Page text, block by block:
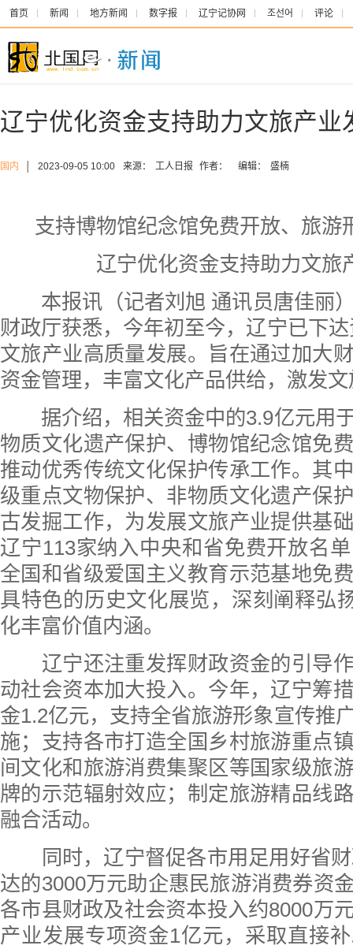
首页 新闻 地方新闻 数字报 辽宁记协网 조선어 评论
辽宁优化资金支持助力文旅产业
国内 2023-09-05 10:00 来源： 工人日报 作者： 编辑： 盛楠
支持博物馆纪念馆免费开放、旅游
辽宁优化资金支持助力文旅
本报讯（记者刘旭 通讯员唐佳丽
财政厅获悉，今年初至今，辽宁已下
文旅产业高质量发展。旨在通过加大
资金管理，丰富文化产品供给，激发
据介绍，相关资金中的3.9亿元用
物质文化遗产保护、博物馆纪念馆免
推动优秀传统文化保护传承工作。其
级重点文物保护、非物质文化遗产保
古发掘工作，为发展文旅产业提供基
辽宁113家纳入中央和省免费开放名
全国和省级爱国主义教育示范基地免
具特色的历史文化展览，深刻阐释弘
化丰富价值内涵。
辽宁还注重发挥财政资金的引导作
动社会资本加大投入。今年，辽宁筹
金1.2亿元，支持全省旅游形象宣传推
施；支持各市打造全国乡村旅游重点
间文化和旅游消费集聚区等国家级旅
牌的示范辐射效应；制定旅游精品线
融合活动。
同时，辽宁督促各市用足用好省财
达的3000万元助企惠民旅游消费券资
各市县财政及社会资本投入约8000万
产业发展专项资金1亿元，采取直接